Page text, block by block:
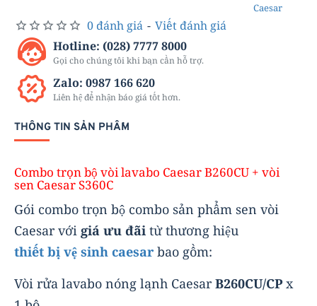
Caesar
0 đánh giá - Viết đánh giá
Hotline: (028) 7777 8000
Gọi cho chúng tôi khi bạn cần hỗ trợ.
Zalo: 0987 166 620
Liên hệ để nhận báo giá tốt hơn.
THÔNG TIN SẢN PHẨM
Combo trọn bộ vòi lavabo Caesar B260CU + vòi
sen Caesar S360C
Gói combo trọn bộ combo sản phẩm sen vòi
Caesar với giá ưu đãi từ thương hiệu
thiết bị vệ sinh caesar bao gồm:
Vòi rửa lavabo nóng lạnh CaesarB260CU/CPx